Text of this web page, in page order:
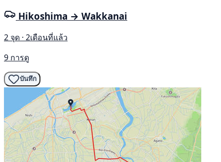
Hikoshima → Wakkanai
2 จุด · 2เดือนที่แล้ว
9 การดู
บันทึก